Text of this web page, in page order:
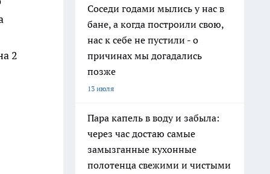
2
Соседи годами мылись у нас в
бане, а когда построили свою,
нас к себе не пустили - о
причинах мы догадались
позже
13 июля
Пара капель в воду и забыла:
через час достаю самые
замызганные кухонные
полотенца свежими и чистыми